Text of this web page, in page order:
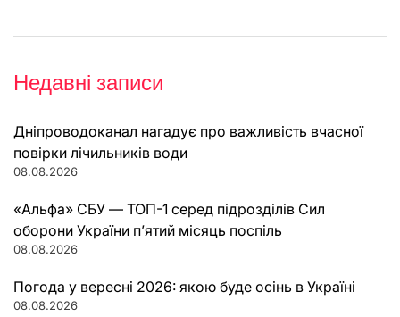
Недавні записи
Дніпроводоканал нагадує про важливість вчасної
повірки лічильників води
08.08.2026
«Альфа» СБУ — ТОП-1 серед підрозділів Сил
оборони України п’ятий місяць поспіль
08.08.2026
Погода у вересні 2026: якою буде осінь в Україні
08.08.2026